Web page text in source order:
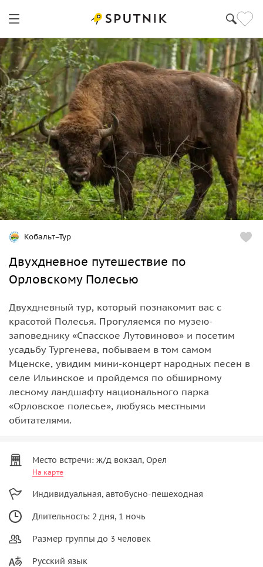
Кобальт–Тур
Двухдневное путешествие по
Орловскому Полесью
Двухдневный тур, который познакомит вас с
красотой Полесья. Прогуляемся по музею-
заповеднику «Спасское Лутовиново» и посетим
усадьбу Тургенева, побываем в том самом
Мценске, увидим мини-концерт народных песен в
селе Ильинское и пройдемся по обширному
лесному ландшафту национального парка
«Орловское полесье», любуясь местными
обитателями.
Место встречи: ж/д вокзал, Орел
На карте
Индивидуальная, автобусно-пешеходная
Длительность: 2 дня, 1 ночь
Размер группы до 3 человек
Русский язык